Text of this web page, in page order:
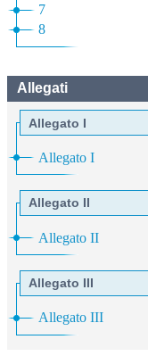
7
8
Allegati
Allegato I
Allegato I
Allegato II
Allegato II
Allegato III
Allegato III